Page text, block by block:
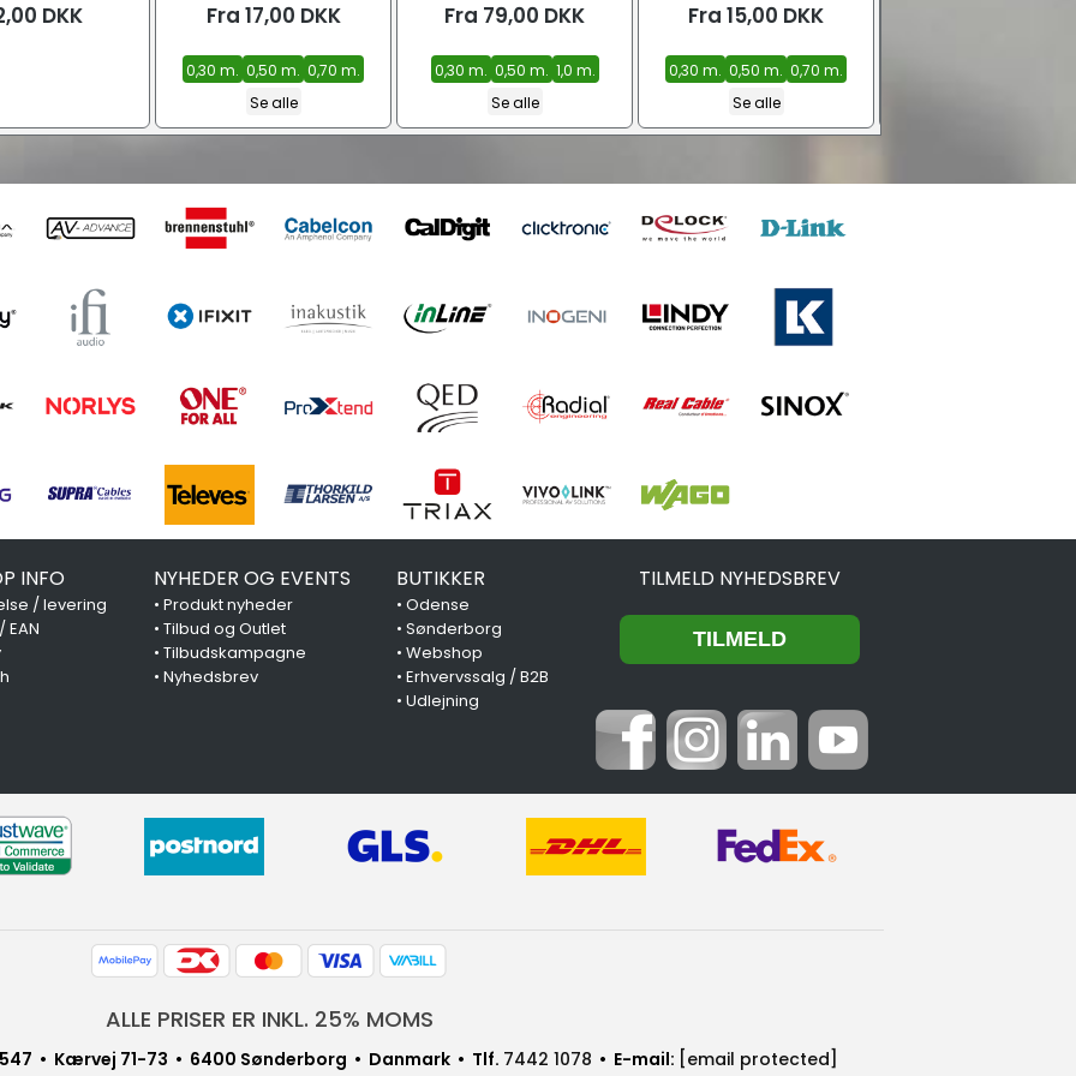
DKK Fra 17,00 DKK
0,30 m. 0,50 m. 0,70 m.
Se alle
Fra 79,00 DKK
0,30 m. 0,50 m. 1,0 m.
Se alle
Fra 15,00 DKK
0,30 m. 0,50 m. 0,70 m.
Se alle
INFO
/ levering
EAN
NYHEDER OG EVENTS
• Produkt nyheder
• Tilbud og Outlet
• Tilbudskampagne
• Nyhedsbrev
BUTIKKER
•Odense
•Sønderborg
•Webshop
•Erhvervssalg / B2B
•Udlejning
TILMELD NYHEDSBREV
ALLE PRISER ER INKL. 25% MOMS
• Kærvej 71-73 • 6400 Sønderborg • Danmark • Tlf. 7442 1078 • E-mail: [email protected]